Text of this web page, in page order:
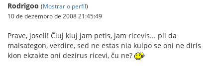
Rodrigoo (Mostrar o perfil)
10 de dezembro de 2008 21:45:49
Prave, josell! Ĉiuj kiuj jam petis, jam ricevis... pli da
malsategon, verdire, sed ne estas nia kulpo se oni ne diris
kion ekzakte oni dezirus ricevi, ĉu ne?